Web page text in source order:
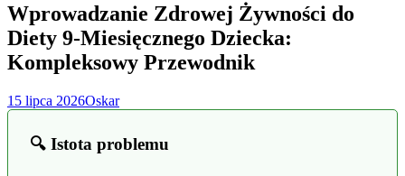
Wprowadzanie Zdrowej Żywności do
Diety 9-Miesięcznego Dziecka:
Kompleksowy Przewodnik
15 lipca 2026Oskar
🔍 Istota problemu